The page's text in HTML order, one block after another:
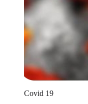
Covid 19